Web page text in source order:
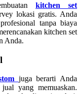
kitchen set
lokasi gratis. Anda
tanpa biaya
kitchen set
Anda.
juga berarti Anda
yang memuaskan.